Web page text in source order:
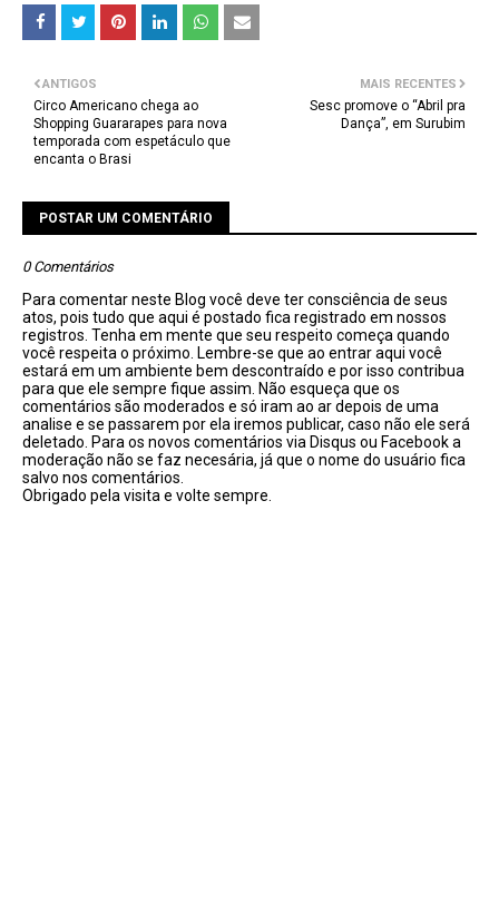
MAIS RECENTES
Sesc promove o “Abril pra
Dança”, em Surubim
ANTIGOS
Circo Americano chega ao
Shopping Guararapes para nova
temporada com espetáculo que
encanta o Brasi
POSTAR UM COMENTÁRIO
0 Comentários
Para comentar neste Blog você deve ter consciência de seus
atos, pois tudo que aqui é postado fica registrado em nossos
registros. Tenha em mente que seu respeito começa quando
você respeita o próximo. Lembre-se que ao entrar aqui você
estará em um ambiente bem descontraído e por isso contribua
para que ele sempre fique assim. Não esqueça que os
comentários são moderados e só iram ao ar depois de uma
analise e se passarem por ela iremos publicar, caso não ele será
deletado. Para os novos comentários via Disqus ou Facebook a
moderação não se faz necesária, já que o nome do usuário fica
salvo nos comentários.
Obrigado pela visita e volte sempre.